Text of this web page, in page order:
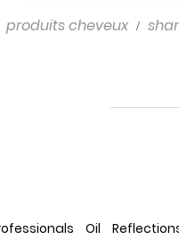
produits cheveux
Oil